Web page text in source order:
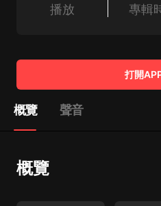
播放 專輯
打開
概覽 聲音
概覽